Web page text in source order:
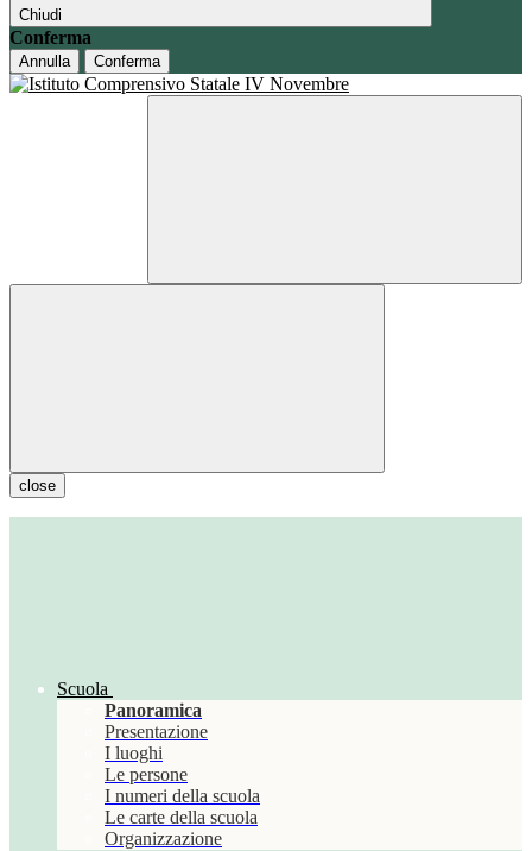
Chiudi
Conferma
Annulla Conferma
close
Scuola
Panoramica
Presentazione
I luoghi
Le persone
I numeri della scuola
Le carte della scuola
Organizzazione